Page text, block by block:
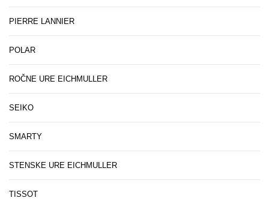
PIERRE LANNIER
POLAR
ROČNE URE EICHMULLER
SEIKO
SMARTY
STENSKE URE EICHMULLER
TISSOT